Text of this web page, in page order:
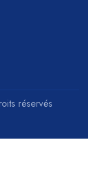
réservés